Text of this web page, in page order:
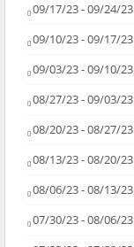
09/17/23 - 09/24/23
09/10/23 - 09/17/23
09/03/23 - 09/10/23
08/27/23 - 09/03/23
08/20/23 - 08/27/23
08/13/23 - 08/20/23
08/06/23 - 08/13/23
07/30/23 - 08/06/23